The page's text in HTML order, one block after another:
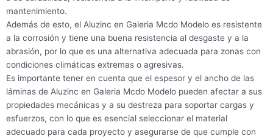
mantenimiento.
Además de esto, el Aluzinc en Galeria Mcdo Modelo es resistente
a la corrosión y tiene una buena resistencia al desgaste y a la
abrasión, por lo que es una alternativa adecuada para zonas con
condiciones climáticas extremas o agresivas.
Es importante tener en cuenta que el espesor y el ancho de las
láminas de Aluzinc en Galeria Mcdo Modelo pueden afectar a sus
propiedades mecánicas y a su destreza para soportar cargas y
esfuerzos, con lo que es esencial seleccionar el material
adecuado para cada proyecto y asegurarse de que cumple con